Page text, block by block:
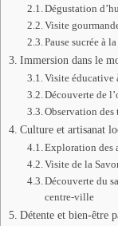
Dégustation
Visite
Pause sucrée à
Immersion dans le
Visite éducative
Découverte de
Observation
Culture et artisanat
Exploration des
Visite de la
Découverte du
centre-ville
Détente et bien-être